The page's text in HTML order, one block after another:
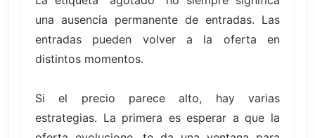
una ausencia permanente de entradas. Las
entradas pueden volver a la oferta en
distintos momentos.
Si el precio parece alto, hay varias
estrategias. La primera es esperar a que la